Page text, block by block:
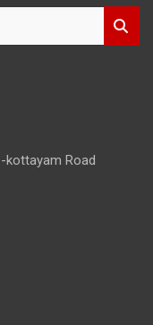
kottayam Road